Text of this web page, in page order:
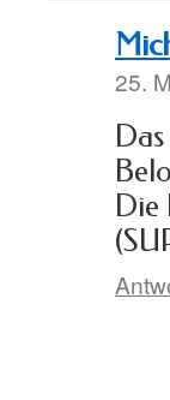
25.
Die